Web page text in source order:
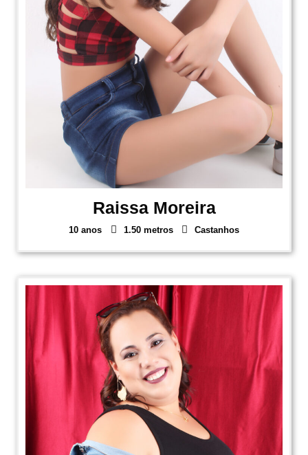
Raissa Moreira
10 anos 1.50 metros Castanhos